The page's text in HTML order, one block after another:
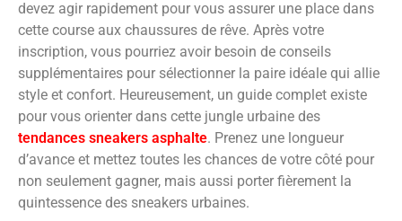
devez agir rapidement pour vous assurer une place dans
cette course aux chaussures de rêve. Après votre
inscription, vous pourriez avoir besoin de conseils
supplémentaires pour sélectionner la paire idéale qui allie
style et confort. Heureusement, un guide complet existe
pour vous orienter dans cette jungle urbaine des
tendances sneakers asphalte. Prenez une longueur
d’avance et mettez toutes les chances de votre côté pour
non seulement gagner, mais aussi porter fièrement la
quintessence des sneakers urbaines.